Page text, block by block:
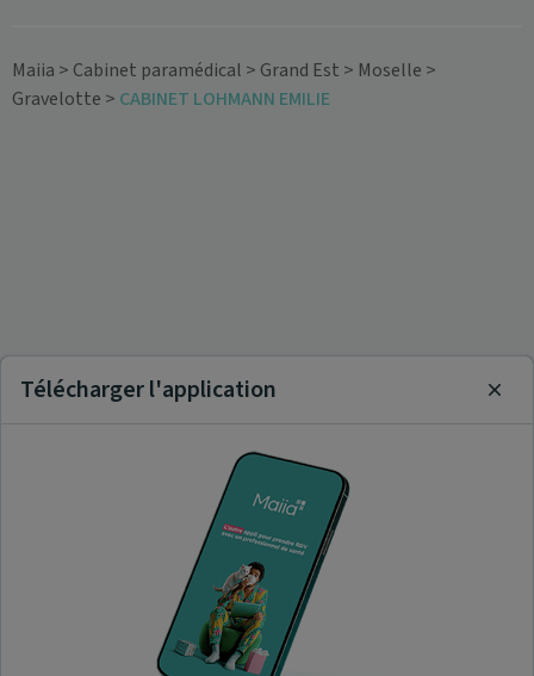
Maiia > Cabinet paramédical > Grand Est > Moselle >
Gravelotte > CABINET LOHMANN EMILIE
Télécharger l'application